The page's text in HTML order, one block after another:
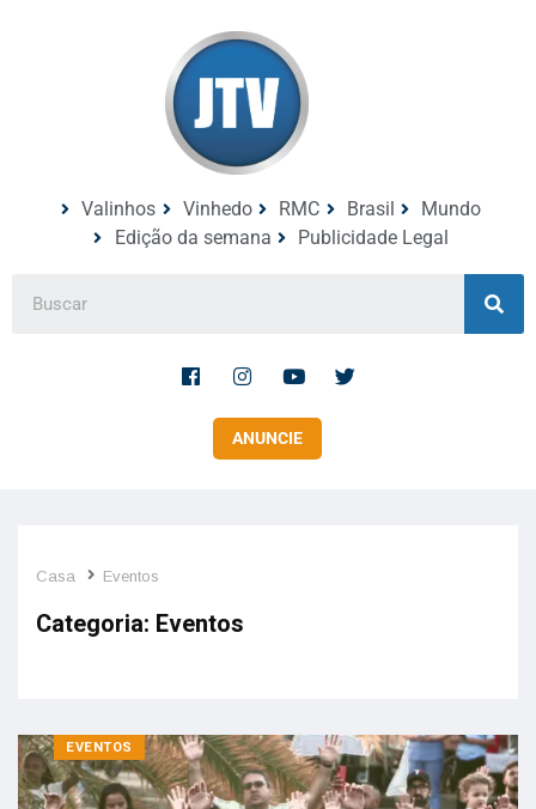
Valinhos Vinhedo RMC Brasil
Mundo
Edição da semana
Publicidade Legal
ANUNCIE
Casa Eventos
Categoria: Eventos
EVENTOS